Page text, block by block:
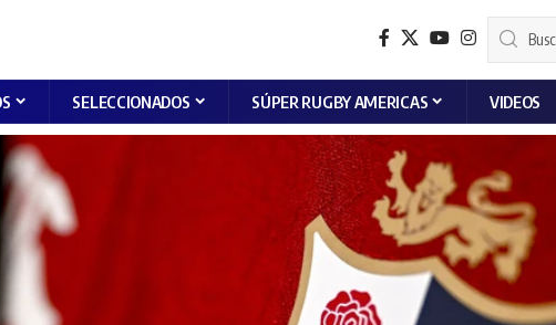
SELECCIONADOS SÚPER RUGBY AMERICAS VIDEOS